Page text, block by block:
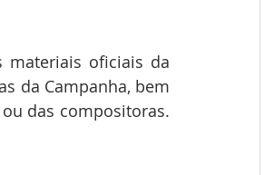
materiais oficiais da
da Campanha, bem
das compositoras.